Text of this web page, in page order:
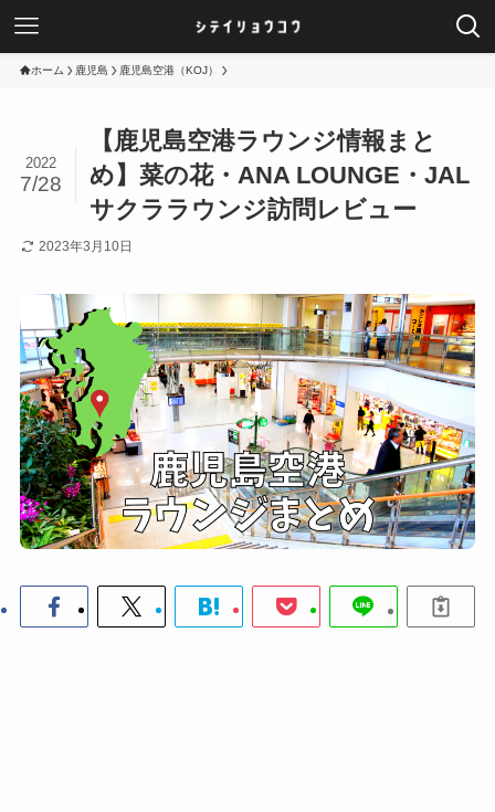
ホーム 鹿児島 鹿児島空港（KOJ）
【鹿児島空港ラウンジ情報まと
め】菜の花・ANA LOUNGE・JAL
サクララウンジ訪問レビュー
2022
7/28
2023年3月10日